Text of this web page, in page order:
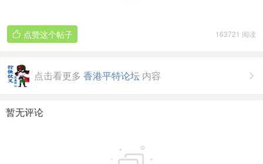
163721 阅读
 点赞这个帖子

点击看更多 香港平特论坛 内容
暂无评论